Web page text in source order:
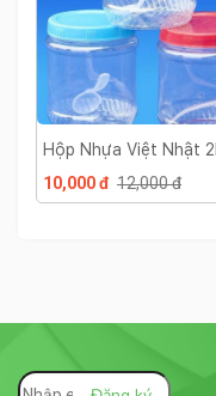
Hộp Nhựa Việt Nhật
10,000 đ 12,000 đ